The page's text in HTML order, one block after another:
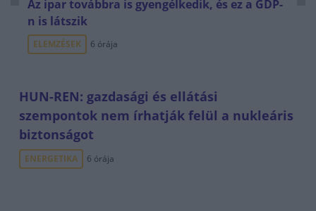
Az ipar továbbra is gyengélkedik, és ez a GDP-
n is látszik
ELEMZÉSEK 6 órája
HUN-REN: gazdasági és ellátási
szempontok nem írhatják felül a nukleáris
biztonságot
ENERGETIKA 6 órája